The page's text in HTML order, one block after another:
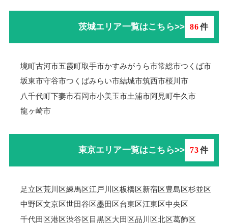
茨城エリア一覧はこちら>> 86件
境町古河市五霞町取手市かすみがうら市常総市つくば市
坂東市守谷市つくばみらい市結城市筑西市桜川市
八千代町下妻市石岡市小美玉市土浦市阿見町牛久市
龍ヶ崎市
東京エリア一覧はこちら>> 73件
足立区荒川区練馬区江戸川区板橋区新宿区豊島区杉並区
中野区文京区世田谷区墨田区台東区江東区中央区
千代田区港区渋谷区目黒区大田区品川区北区葛飾区